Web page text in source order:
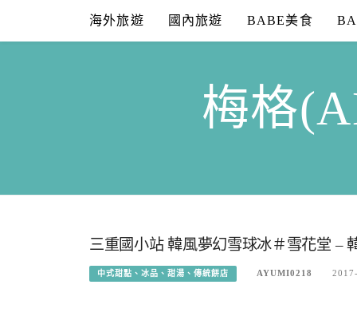
content
海外旅遊 國內旅遊 BABE美食
梅格
三重國小站 韓風夢幻雪球冰＃雪花堂 –
中式甜點、冰品、甜湯、傳統餅店 AYUMI0218